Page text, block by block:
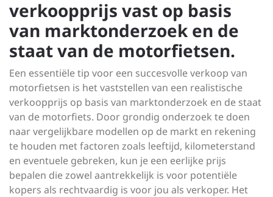
verkoopprijs vast op basis
van marktonderzoek en de
staat van de motorfietsen.
Een essentiële tip voor een succesvolle verkoop van
motorfietsen is het vaststellen van een realistische
verkoopprijs op basis van marktonderzoek en de staat
van de motorfiets. Door grondig onderzoek te doen
naar vergelijkbare modellen op de markt en rekening
te houden met factoren zoals leeftijd, kilometerstand
en eventuele gebreken, kun je een eerlijke prijs
bepalen die zowel aantrekkelijk is voor potentiële
kopers als rechtvaardig is voor jou als verkoper. Het